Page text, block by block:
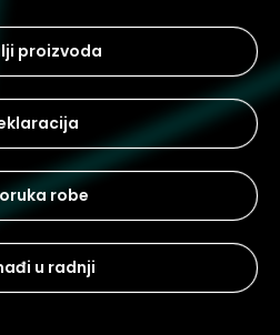
proizvoda
robe
u radnji